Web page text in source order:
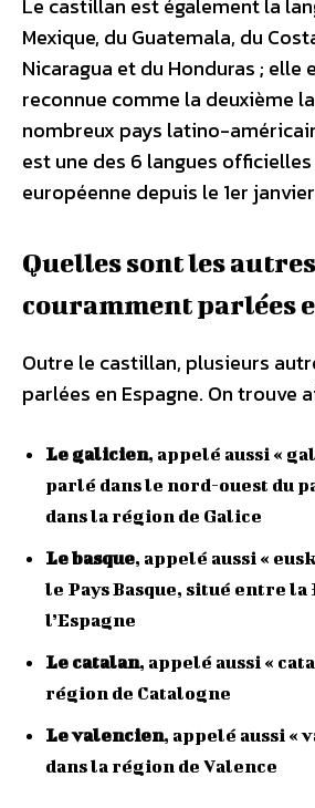
Mexique, du Guatemala, du
Nicaragua et du Honduras ; elle
reconnue comme la deuxième
nombreux pays latino-
est une des 6 langues officielles
européenne depuis le 1er
Quelles sont les
couramment parlées
Outre le castillan, plusieurs
parlées en Espagne. On trouve
Le galicien, appelé aussi «
parlé dans le nord-ouest du
dans la région de Galice
Le basque, appelé aussi «
le Pays Basque, situé entre la
l’Espagne
Le catalan, appelé aussi «
région de Catalogne
Le valencien, appelé aussi «
dans la région de Valence